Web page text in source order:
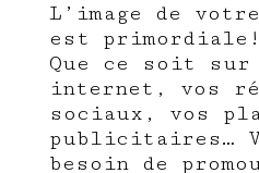
L’image de
est
Que ce soit
internet, vos
sociaux, vos
publicitaires…
besoin de